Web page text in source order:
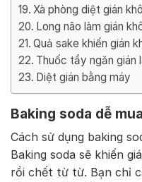
Xà phòng diệt gián
Long não làm gián
Quả sake khiến gián
Thuốc tẩy ngăn gián
Diệt gián bằng máy
Baking soda dễ
Cách sử dụng baking
Baking soda sẽ khiến
rồi chết từ từ. Bạn chỉ